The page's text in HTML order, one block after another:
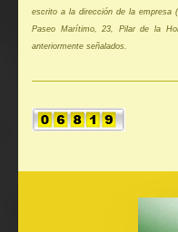
escrito a la dirección de la empresa
Paseo Marítimo, 23, Pilar de la
anteriormente señalados.